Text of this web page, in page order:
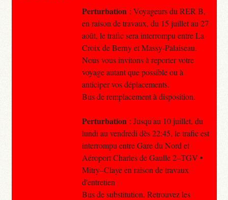
Perturbation : Voyageurs du RER B,
en raison de travaux, du 15 juillet au 27
août, le trafic sera interrompu entre La
Croix de Berny et Massy-Palaiseau.
Nous vous invitons à reporter votre
voyage autant que possible ou à
anticiper vos déplacements.
Bus de remplacement à disposition.
Perturbation : Jusqu'au 10 juillet, du
lundi au vendredi dès 22:45, le trafic est
interrompu entre Gare du Nord et
Aéroport Charles de Gaulle 2–TGV •
Mitry–Claye en raison de travaux
d'entretien
Bus de substitution. Retrouvez les